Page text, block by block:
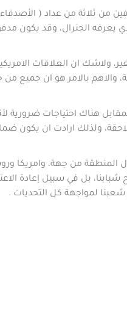
من ثلاثة من عداد (
يعرفه الجنرال، وقد يكون
ولاشك ان العلاقات
بالامر هو ان جميع من
هناك احتياجات ضرورية
لاحقة، ولذلك ارادت ان
المنطقة من جهة، وامريكا
بل في سبيل إعادة
شعبنا لمواجهة كل التحديات .